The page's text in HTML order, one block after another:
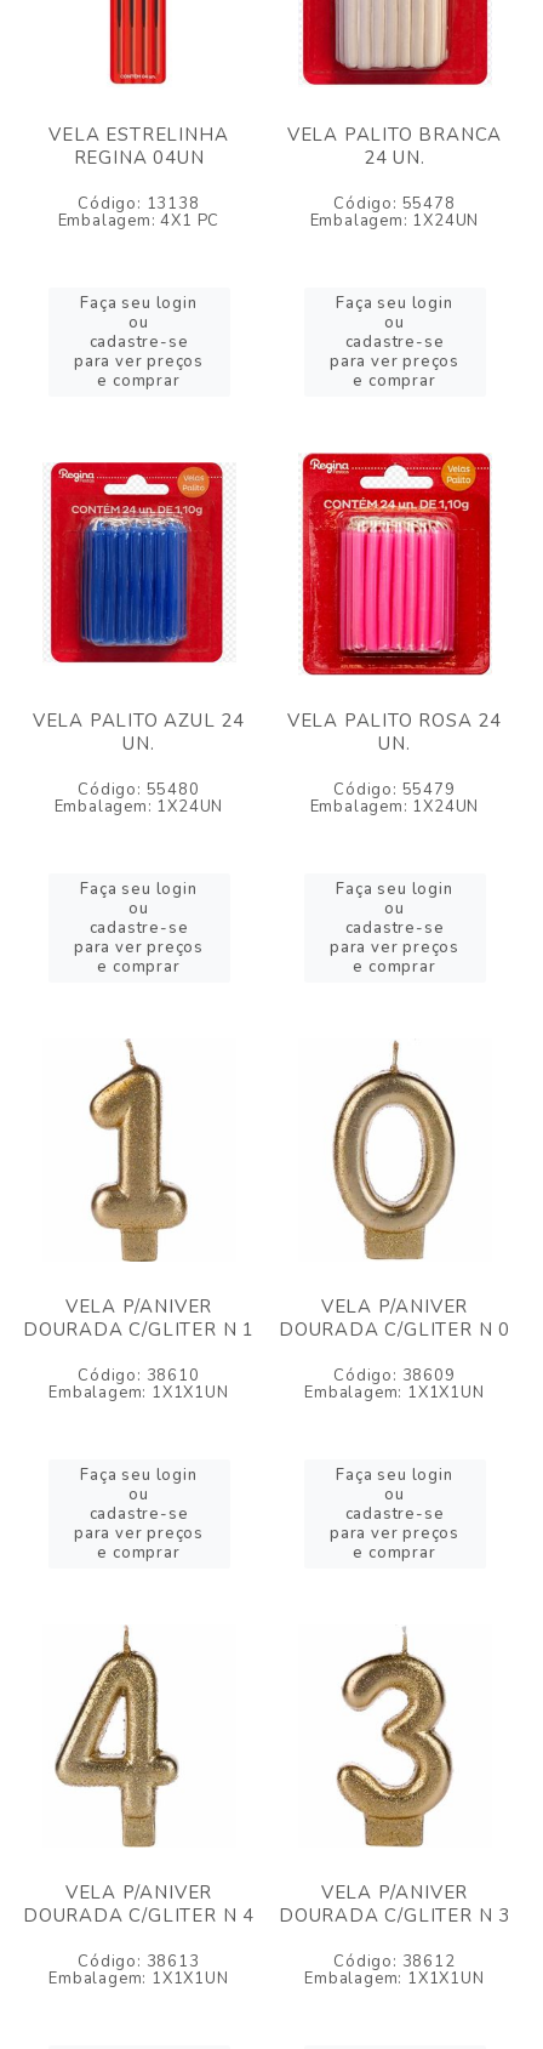
VELA ESTRELINHA
REGINA 04UN
Código: 13138
Embalagem: 4X1 PC
Faça seu login
ou
cadastre-se
para ver preços
e comprar
VELA PALITO BRANCA
24 UN.
Código: 55478
Embalagem: 1X24UN
Faça seu login
ou
cadastre-se
para ver preços
e comprar
VELA PALITO AZUL 24
UN.
Código: 55480
Embalagem: 1X24UN
Faça seu login
ou
cadastre-se
para ver preços
e comprar
VELA PALITO ROSA 24
UN.
Código: 55479
Embalagem: 1X24UN
Faça seu login
ou
cadastre-se
para ver preços
e comprar
VELA P/ANIVER
DOURADA C/GLITER N 1
Código: 38610
Embalagem: 1X1X1UN
Faça seu login
ou
cadastre-se
para ver preços
e comprar
VELA P/ANIVER
DOURADA C/GLITER N 0
Código: 38609
Embalagem: 1X1X1UN
Faça seu login
ou
cadastre-se
para ver preços
e comprar
VELA P/ANIVER
DOURADA C/GLITER N 4
Código: 38613
Embalagem: 1X1X1UN
VELA P/ANIVER
DOURADA C/GLITER N 3
Código: 38612
Embalagem: 1X1X1UN